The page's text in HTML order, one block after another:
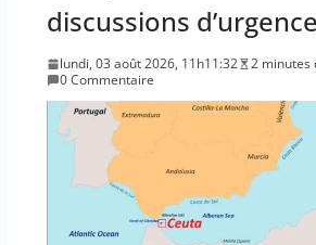
discussions d’urgence
lundi, 03 août 2026, 11h11:32
2 minutes
0 Commentaire